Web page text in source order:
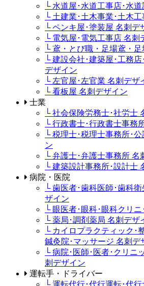
└ 水道屋･水道工事店･水
└ 土建業･土木事業･土木
└ ペンキ屋･塗装屋 名刺デ
└ 電気屋･電気工事店 名刺
└ 鳶・とび職・足場鳶・
└ 建設会社･建築屋･工務
デザイン
└ 左官屋･左官業 名刺デザ
└ 看板屋 名刺デザイン
士業
└ 社会保険労務士･社労士
└ 行政書士･行政書士事務
└ 税理士･税理士事務所･
ン
└ 弁護士･弁護士事務所 名
└ 建築設計事務所･設計士
病院・医院
└ 歯医者･歯科医師･歯科
ザイン
└ 眼医者･眼科･眼科クリ
└ 薬局･調剤薬局 名刺デザ
└ カイロプラクティック･
鍼灸院･マッサージ 名刺デ
└ 病院･医師･医者･クリニ
刺デザイン
運転手・ドライバー
└ 運転代行･代行運転･代